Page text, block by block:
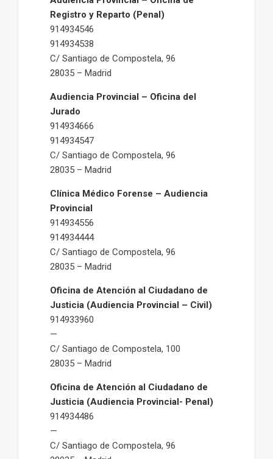
Registro y Reparto (Penal)
914934546
914934538
C/ Santiago de Compostela, 96
28035 – Madrid
Audiencia Provincial – Oficina del
Jurado
914934666
914934547
C/ Santiago de Compostela, 96
28035 – Madrid
Clínica Médico Forense – Audiencia
Provincial
914934556
914934444
C/ Santiago de Compostela, 96
28035 – Madrid
Oficina de Atención al Ciudadano de
Justicia (Audiencia Provincial – Civil)
914933960
—
C/ Santiago de Compostela, 100
28035 – Madrid
Oficina de Atención al Ciudadano de
Justicia (Audiencia Provincial- Penal)
914934486
—
C/ Santiago de Compostela, 96